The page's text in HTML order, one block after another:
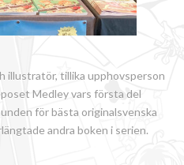
illustratör, tillika upphovsperson
Medley vars första del
för bästa originalsvenska
andra boken i serien.